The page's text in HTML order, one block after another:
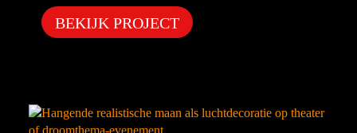
BEKIJK PROJECT